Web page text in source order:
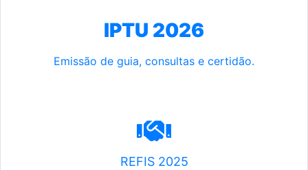
IPTU 2026
Emissão de guia, consultas e certidão.
REFIS 2025